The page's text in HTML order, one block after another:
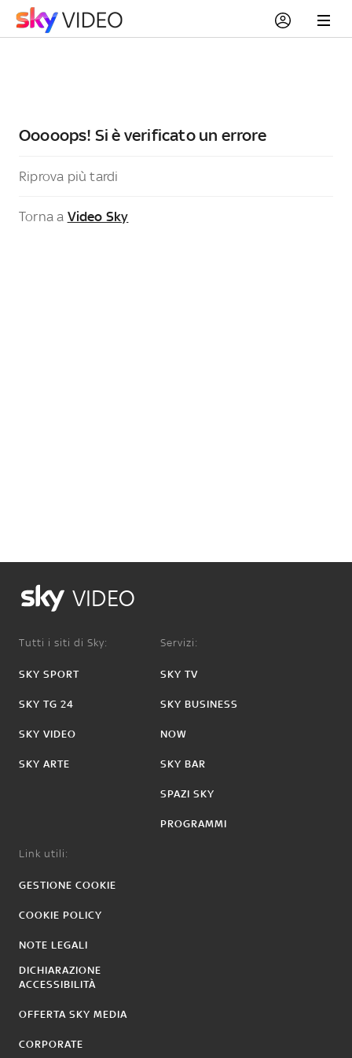
Ooooops! Si è verificato un errore
Riprova più tardi
Torna a Video Sky
VIDEO
Tutti i siti di Sky:
SKY SPORT
SKY TG 24
SKY VIDEO
SKY ARTE
Servizi:
SKY TV
SKY BUSINESS
NOW
SKY BAR
SPAZI SKY
PROGRAMMI
Link utili:
GESTIONE COOKIE
COOKIE POLICY
NOTE LEGALI
DICHIARAZIONE
ACCESSIBILITÀ
OFFERTA SKY MEDIA
CORPORATE